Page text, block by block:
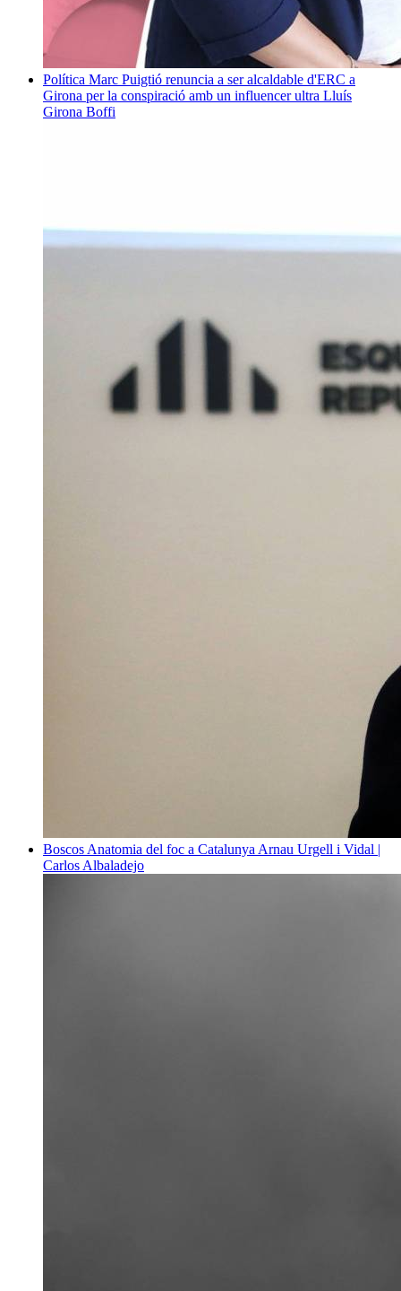
Política Marc Puigtió renuncia a ser alcaldable d'ERC a
Girona per la conspiració amb un influencer ultra Lluís
Girona Boffi
Boscos Anatomia del foc a Catalunya Arnau Urgell i Vidal |
Carlos Albaladejo